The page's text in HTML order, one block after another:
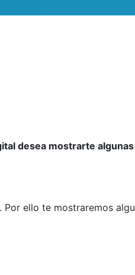
desea mostrarte
ello te mostraremos